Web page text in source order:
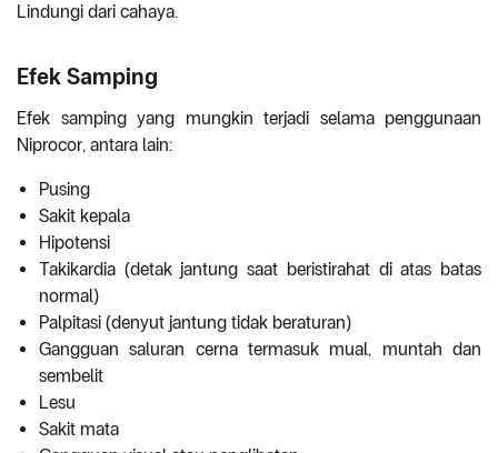
Lindungi dari cahaya.
Efek Samping
Efek samping yang mungkin terjadi selama penggunaan
Niprocor, antara lain:
Pusing
Sakit kepala
Hipotensi
Takikardia (detak jantung saat beristirahat di atas batas
normal)
Palpitasi (denyut jantung tidak beraturan)
Gangguan saluran cerna termasuk mual, muntah dan
sembelit
Lesu
Sakit mata